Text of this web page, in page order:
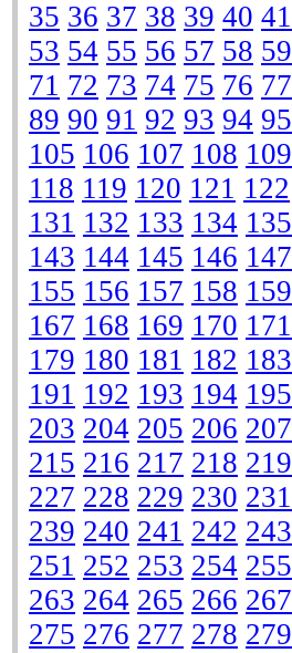
35 36 37 38 39 40 41
53 54 55 56 57 58 59
71 72 73 74 75 76 77
89 90 91 92 93 94 95
105 106 107 108 109
118 119 120 121 122
131 132 133 134 135
143 144 145 146 147
155 156 157 158 159
167 168 169 170 171
179 180 181 182 183
191 192 193 194 195
203 204 205 206 207
215 216 217 218 219
227 228 229 230 231
239 240 241 242 243
251 252 253 254 255
263 264 265 266 267
275 276 277 278 279